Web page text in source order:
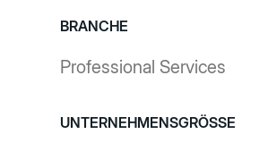
BRANCHE
Professional Services
UNTERNEHMENSGRÖSSE